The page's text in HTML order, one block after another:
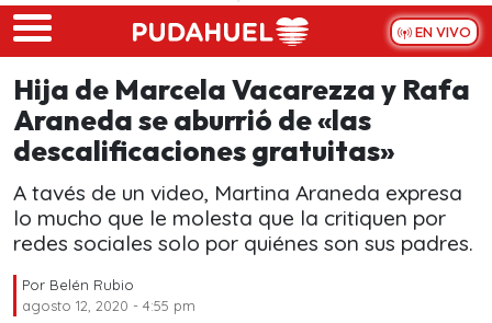
Skip to main content
EN VIVO
Hija de Marcela Vacarezza y Rafa
Araneda se aburrió de «las
descalificaciones gratuitas»
A tavés de un video, Martina Araneda expresa
lo mucho que le molesta que la critiquen por
redes sociales solo por quiénes son sus padres.
Por Belén Rubio
agosto 12, 2020 - 4:55 pm